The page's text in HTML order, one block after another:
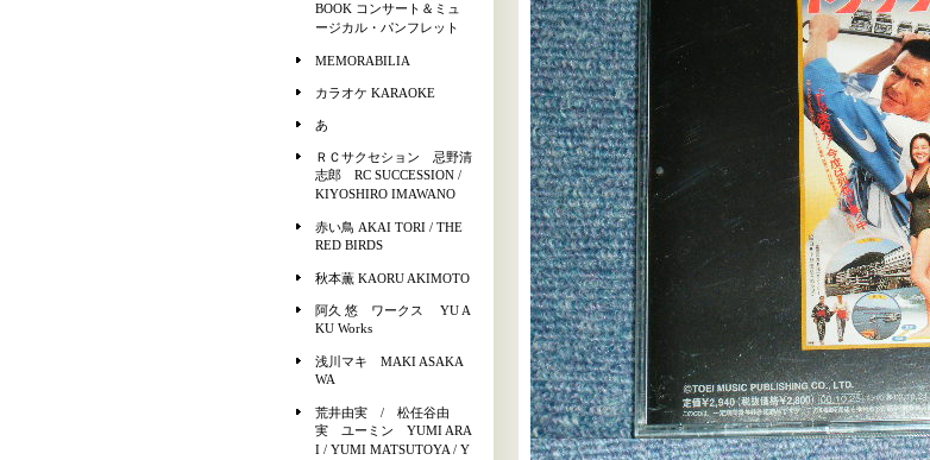
BOOK コンサート＆ミュ
ージカル・パンフレット
MEMORABILIA
カラオケ KARAOKE
あ
ＲＣサクセション 忌野清
志郎 RC SUCCESSION /
KIYOSHIRO IMAWANO
赤い鳥 AKAI TORI / THE
RED BIRDS
秋本薫 KAORU AKIMOTO
阿久 悠 ワークス YU A
KU Works
浅川マキ MAKI ASAKA
WA
荒井由実 / 松任谷由
実 ユーミン YUMI ARA
I / YUMI MATSUTOYA / Y